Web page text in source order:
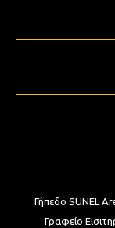
Γήπεδο SUNEL
Γραφείο